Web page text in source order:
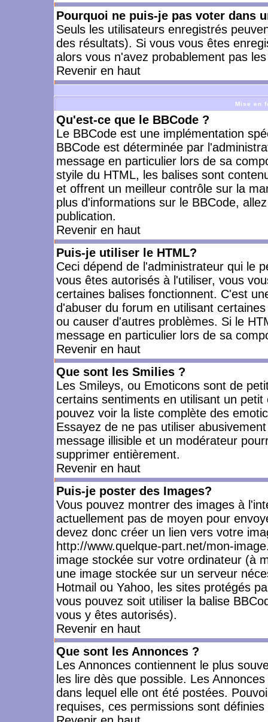
Pourquoi ne puis-je pas voter dans
Seuls les utilisateurs enregistrés
des résultats). Si vous vous êtes
alors vous n'avez probablement pas
Revenir en haut
Mise en
Qu'est-ce que le BBCode ?
Le BBCode est une implémentation
BBCode est déterminée par
message en particulier lors de sa
styile du HTML, les balises sont
et offrent un meilleur contrôle sur la
plus d'informations sur le BBCode,
publication.
Revenir en haut
Puis-je utiliser le HTML?
Ceci dépend de l'administrateur qui le
vous êtes autorisés à l'utiliser, vous
certaines balises fonctionnent. C'est
d'abuser du forum en utilisant
ou causer d'autres problèmes. Si le
message en particulier lors de sa
Revenir en haut
Que sont les Smilies ?
Les Smileys, ou Emoticons sont de
certains sentiments en utilisant un
pouvez voir la liste complète des
Essayez de ne pas utiliser
message illisible et un modérateur
supprimer entièrement.
Revenir en haut
Puis-je poster des Images?
Vous pouvez montrer des images à
actuellement pas de moyen pour
devez donc créer un lien vers votre
http://www.quelque-part.net/mon-
image stockée sur votre ordinateur (à
une image stockée sur un serveur
Hotmail ou Yahoo, les sites protégés
vous pouvez soit utiliser la balise
vous y êtes autorisés).
Revenir en haut
Que sont les Annonces ?
Les Annonces contiennent le plus
les lire dès que possible. Les
dans lequel elle ont été postées.
requises, ces permissions sont